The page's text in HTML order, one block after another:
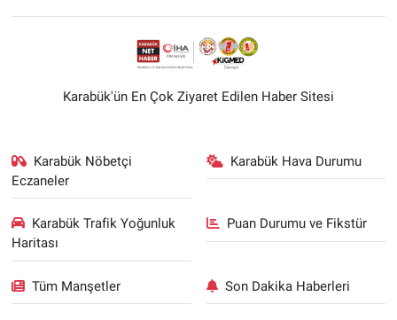
Karabük'ün En Çok Ziyaret Edilen Haber Sitesi
Karabük Nöbetçi
Eczaneler
Karabük Hava Durumu
Karabük Trafik Yoğunluk
Haritası
Puan Durumu ve Fikstür
Tüm Manşetler Son Dakika Haberleri